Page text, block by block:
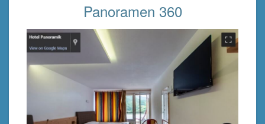
Panoramen 360